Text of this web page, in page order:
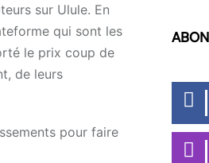
sur Ulule. En
qui sont les
le prix coup de
de leurs
pour faire